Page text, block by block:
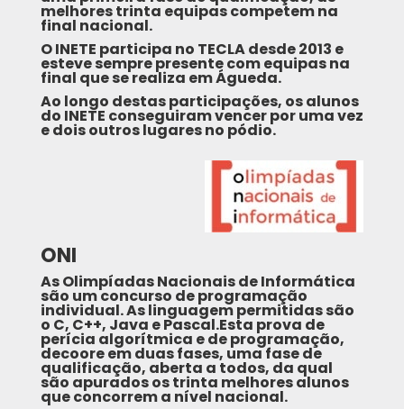
melhores trinta equipas competem na
final nacional.
O INETE participa no TECLA desde 2013 e
esteve sempre presente com equipas na
final que se realiza em Águeda.
Ao longo destas participações, os alunos
do INETE conseguiram vencer por uma vez
e dois outros lugares no pódio.
ONI
As Olimpíadas Nacionais de Informática
são um concurso de programação
individual. As linguagem permitidas são
o C, C++, Java e Pascal.Esta prova de
perícia algorítmica e de programação,
decoore em duas fases, uma fase de
qualificação, aberta a todos, da qual
são apurados os trinta melhores alunos
que concorrem a nível nacional.